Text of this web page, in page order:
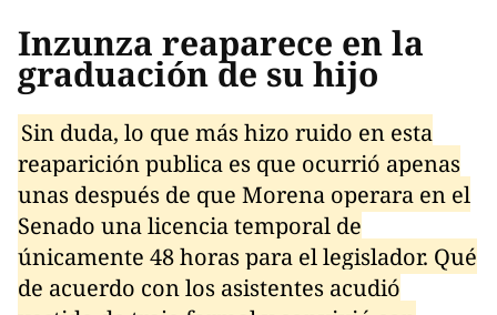
Inzunza reaparece en la
graduación de su hijo
Sin duda, lo que más hizo ruido en esta
reaparición publica es que ocurrió apenas
unas después de que Morena operara en el
Senado una licencia temporal de
únicamente 48 horas para el legislador. Qué
de acuerdo con los asistentes acudió